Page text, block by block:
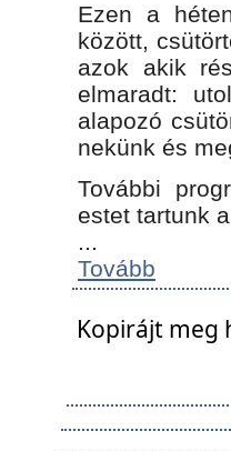
Ezen a
között,
azok akik
elmaradt:
alapozó
nekünk és
További
estet tartunk
...
Tovább
Kopirájt meg